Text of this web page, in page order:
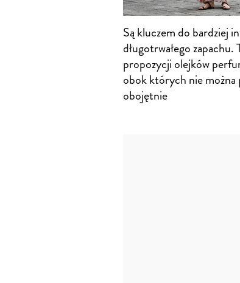
Są kluczem do bardziej
długotrwałego zapachu.
propozycji olejków
obok których nie można
obojętnie